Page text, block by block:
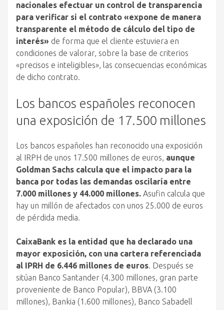
nacionales efectuar un control de transparencia
para verificar si el contrato «expone de manera
transparente el método de cálculo del tipo de
interés» de forma que el cliente estuviera en
condiciones de valorar, sobre la base de criterios
«precisos e inteligibles», las consecuencias económicas
de dicho contrato.
Los bancos españoles reconocen
una exposición de 17.500 millones
Los bancos españoles han reconocido una exposición
al IRPH de unos 17.500 millones de euros, aunque
Goldman Sachs calcula que el impacto para la
banca por todas las demandas oscilaría entre
7.000 millones y 44.000 millones. Asufin calcula que
hay un millón de afectados con unos 25.000 de euros
de pérdida media.
CaixaBank es la entidad que ha declarado una
mayor exposición, con una cartera referenciada
al IPRH de 6.446 millones de euros. Después se
sitúan Banco Santander (4.300 millones, gran parte
proveniente de Banco Popular), BBVA (3.100
millones), Bankia (1.600 millones), Banco Sabadell